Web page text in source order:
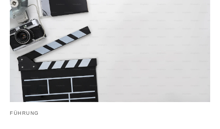
FÜHRUNG